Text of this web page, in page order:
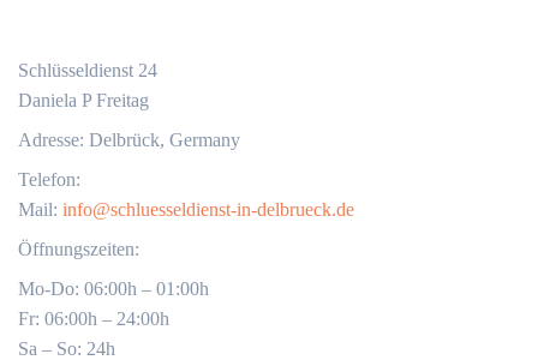
Schlüsseldienst 24
Daniela P Freitag
Adresse: Delbrück, Germany
Telefon:
Mail: info@schluesseldienst-in-delbrueck.de
Öffnungszeiten:
Mo-Do: 06:00h – 01:00h
Fr: 06:00h – 24:00h
Sa – So: 24h